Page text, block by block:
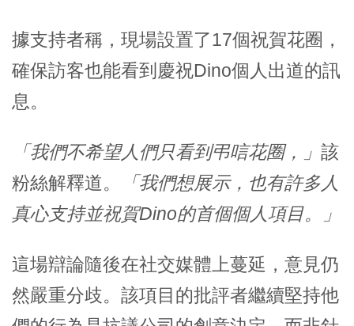
據支持者稱，現場設置了17個祝賀花圈，
確保訪客也能看到慶祝Dino個人出道的訊
息。
「我們不希望人們只看到弔唁花圈，」 該
粉絲解釋道。
「我們想展示，也有許多人
真心支持並祝賀Dino的首個個人項目。」
這場辯論隨後在社交媒體上蔓延，意見仍
然嚴重分歧。該項目的批評者繼續堅持他